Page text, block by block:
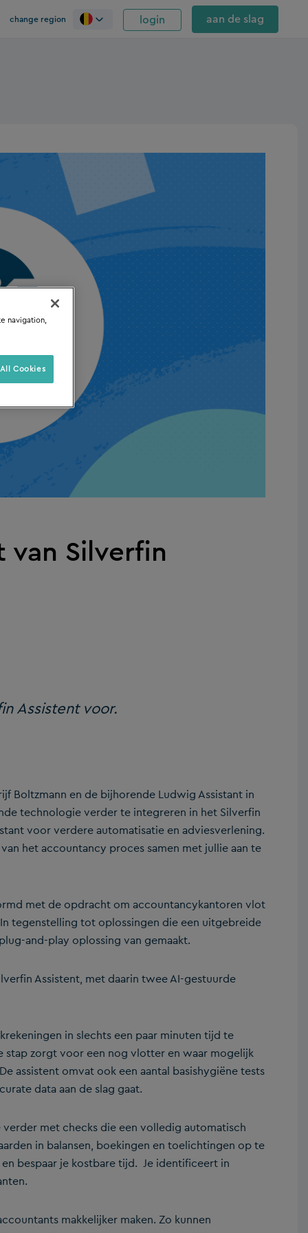
change region login aan de slag
Silverfin
Assistent voor.
Boltzmann en de bijhorende Ludwig Assistant in
technologie verder te integreren in het Silverfin
voor verdere automatisatie en adviesverlening.
het accountancy proces samen met jullie aan te
met de opdracht om accountancykantoren vlot
tegenstelling tot oplossingen die een uitgebreide
and-play oplossing van gemaakt.
Assistent, met daarin twee AI-gestuurde
in slechts een paar minuten tijd te
stap zorgt voor een nog vlotter en waar mogelijk
assistent omvat ook een aantal basishygiëne tests
data aan de slag gaat.
met checks die een volledig automatisch
in balansen, boekingen en toelichtingen op te
bespaar je kostbare tijd. Je identificeert in
makkelijker maken. Zo kunnen
navigation,
Cookies